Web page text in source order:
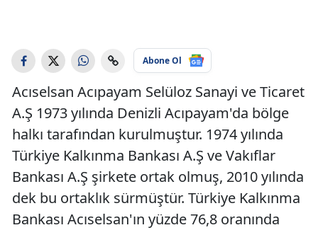
Abone Ol
Acıselsan Acıpayam Selüloz Sanayi ve Ticaret
A.Ş 1973 yılında Denizli Acıpayam'da bölge
halkı tarafından kurulmuştur. 1974 yılında
Türkiye Kalkınma Bankası A.Ş ve Vakıflar
Bankası A.Ş şirkete ortak olmuş, 2010 yılında
dek bu ortaklık sürmüştür. Türkiye Kalkınma
Bankası Acıselsan'ın yüzde 76,8 oranında